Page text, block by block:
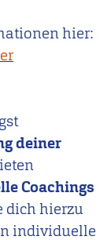
hier:
deiner
Coachings
dich hierzu
individuelle